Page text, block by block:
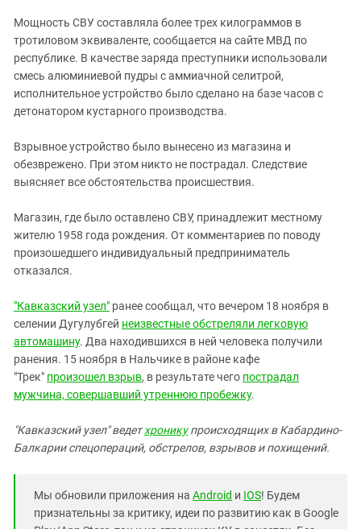
Мощность СВУ составляла более трех килограммов в
тротиловом эквиваленте, сообщается на сайте МВД по
республике. В качестве заряда преступники использовали
смесь алюминиевой пудры с аммиачной селитрой,
исполнительное устройство было сделано на базе часов с
детонатором кустарного производства.
Взрывное устройство было вынесено из магазина и
обезврежено. При этом никто не пострадал. Следствие
выясняет все обстоятельства происшествия.
Магазин, где было оставлено СВУ, принадлежит местному
жителю 1958 года рождения. От комментариев по поводу
произошедшего индивидуальный предприниматель
отказался.
"Кавказский узел" ранее сообщал, что вечером 18 ноября в
селении Дугулубгей неизвестные обстреляли легковую
автомашину. Два находившихся в ней человека получили
ранения. 15 ноября в Нальчике в районе кафе
"Трек" произошел взрыв, в результате чего пострадал
мужчина, совершавший утреннюю пробежку.
"Кавказский узел" ведетхроникупроисходящих в Кабардино-
Балкарии спецопераций, обстрелов, взрывов и похищений.
Мы обновили приложения на Android и IOS! Будем
признательны за критику, идеи по развитию как в Google